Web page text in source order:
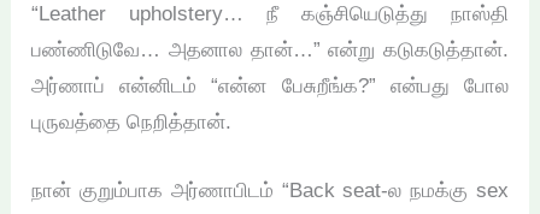
“Leather upholstery… நீ கஞ்சியெடுத்து நாஸ்தி
பண்ணிடுவே… அதனால தான்…” என்று கடுகடுத்தான்.
அர்ணாப் என்னிடம் “என்ன பேசுறீங்க?” என்பது போல
புருவத்தை நெறித்தான்.
நான் குறும்பாக அர்ணாபிடம் “Back seat-ல நமக்கு sex